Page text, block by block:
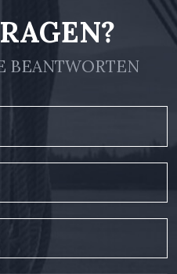
BEANTWORTEN